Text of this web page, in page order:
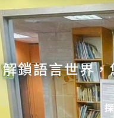
解鎖語言世界